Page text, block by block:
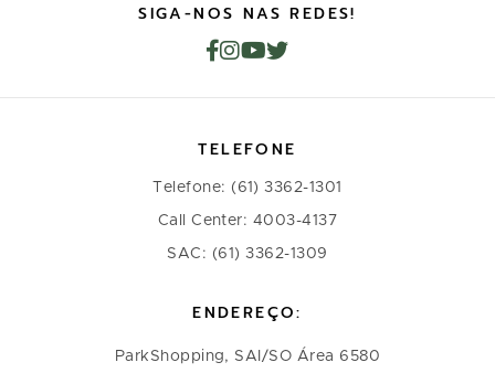
SIGA-NOS NAS REDES!
TELEFONE
Telefone: (61) 3362-1301
Call Center: 4003-4137
SAC: (61) 3362-1309
ENDEREÇO:
ParkShopping, SAI/SO Área 6580